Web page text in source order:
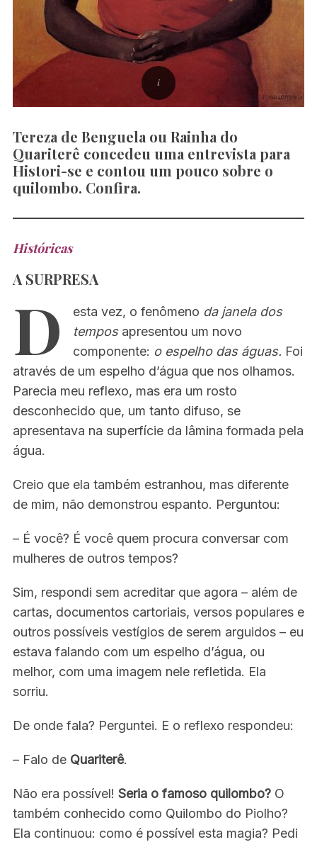
Tereza de Benguela ou Rainha do
Quariterê concedeu uma entrevista para
Histori-se e contou um pouco sobre o
quilombo. Confira.
Históricas
A SURPRESA
D esta vez, o fenômeno da janela dos
temposapresentou um novo
componente: o espelho das águas. Foi
através de um espelho d’água que nos olhamos.
Parecia meu reflexo, mas era um rosto
desconhecido que, um tanto difuso, se
apresentava na superfície da lâmina formada pela
água.
Creio que ela também estranhou, mas diferente
de mim, não demonstrou espanto. Perguntou:
– É você? É você quem procura conversar com
mulheres de outros tempos?
Sim, respondi sem acreditar que agora – além de
cartas, documentos cartoriais, versos populares e
outros possíveis vestígios de serem arguidos – eu
estava falando com um espelho d’água, ou
melhor, com uma imagem nele refletida. Ela
sorriu.
De onde fala? Perguntei. E o reflexo respondeu:
– Falo de Quariterê.
Não era possível! Seria o famoso quilombo?O
também conhecido como Quilombo do Piolho?
Ela continuou: como é possível esta magia? Pedi